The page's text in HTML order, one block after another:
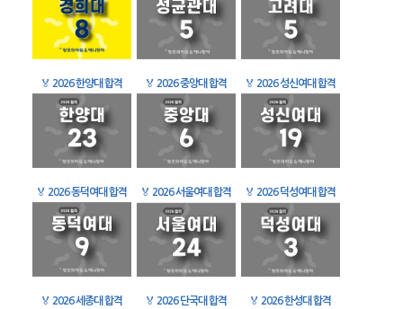
🏅 2026 한양대 합격 🏅 2026 중앙대 합격 🏅 2026 성신여대 합격
🏅 2026 동덕여대 합격 🏅 2026 서울여대 합격 🏅 2026 덕성여대 합격
🏅 2026 세종대 합격 🏅 2026 단국대 합격 🏅 2026 한성대 합격